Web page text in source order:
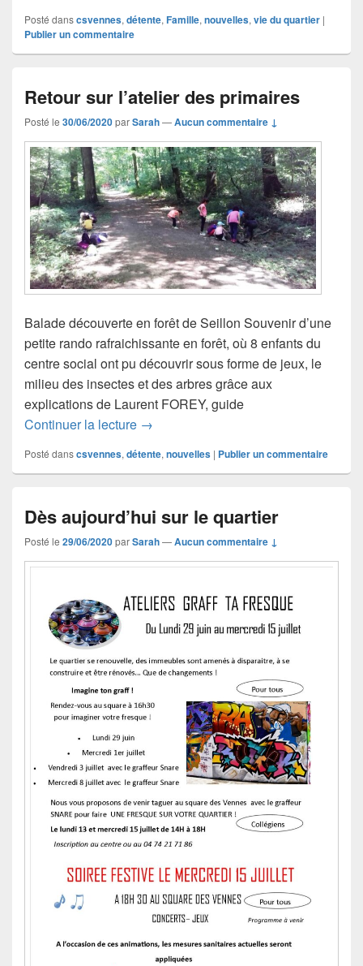
Posté danscsvennes, détente, Famille, nouvelles, vie du quartier |
Publier un commentaire
Retour sur l’atelier des primaires
Posté le 30/06/2020parSarah—Aucun commentaire ↓
Balade découverte en forêt de Seillon Souvenir d’une
petite rando rafraichissante en forêt, où 8 enfants du
centre social ont pu découvrir sous forme de jeux, le
milieu des insectes et des arbres grâce aux
explications de Laurent FOREY, guide
Continuer la lecture Retour sur l’atelier des primaires
→
Posté danscsvennes, détente, nouvelles | Publier un commentaire
Dès aujourd’hui sur le quartier
Posté le 29/06/2020parSarah—Aucun commentaire ↓